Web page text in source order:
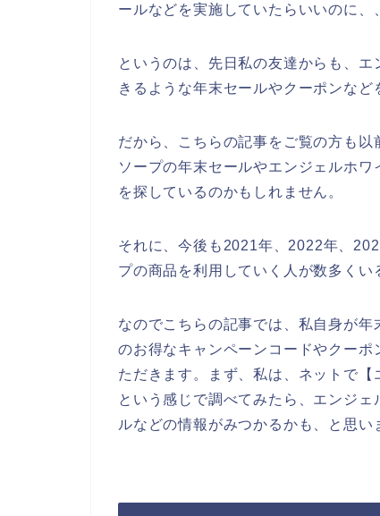
ールなどを実施していたらいいのに、
というのは、先日私の友達からも、
きるような年末セールやクーポンなど
だから、こちらの記事をご覧の方も
ソープの年末セールやエンジェルホ
を探しているのかもしれません。
それに、今後も2021年、2022年、
プの商品を利用していく人が数多くい
なのでこちらの記事では、私自身が
のお得なキャンペーンコードやクー
ただきます。まず、私は、ネットで【
という感じで調べてみたら、エンジ
ルなどの情報がみつかるかも、と思い